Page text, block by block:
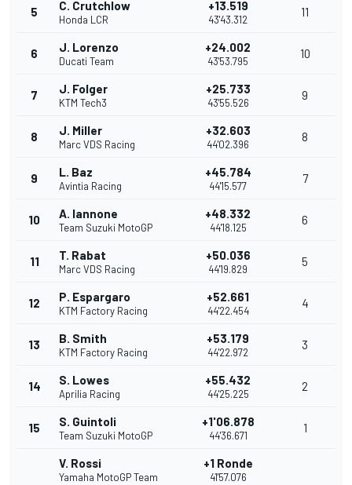
5 C. Crutchlow
Honda LCR
+13.519
43'43.312
11
6 J. Lorenzo
Ducati Team
+24.002
43'53.795
10
7 J. Folger
KTM Tech3
+25.733
43'55.526
9
8 J. Miller
Marc VDS Racing
+32.603
44'02.396
8
9 L. Baz
Avintia Racing
+45.784
44'15.577
7
10 A. Iannone
Team Suzuki MotoGP
+48.332
44'18.125
6
11 T. Rabat
Marc VDS Racing
+50.036
44'19.829
5
12 P. Espargaro
KTM Factory Racing
+52.661
44'22.454
4
13 B. Smith
KTM Factory Racing
+53.179
44'22.972
3
14 S. Lowes
Aprilia Racing
+55.432
44'25.225
2
15 S. Guintoli
Team Suzuki MotoGP
+1'06.878
44'36.671
1
V. Rossi
Yamaha MotoGP Team
+1 Ronde
41'57.076